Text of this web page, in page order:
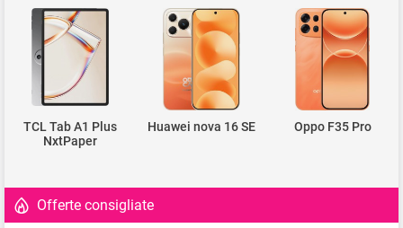
TCL Tab A1 Plus
NxtPaper
Huawei nova 16 SE Oppo F35 Pro
Offerte consigliate